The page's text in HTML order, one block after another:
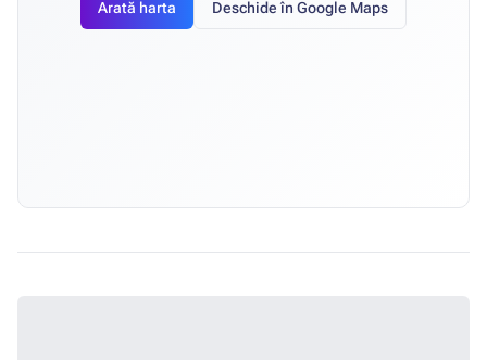
Arată harta
Deschide în Google Maps